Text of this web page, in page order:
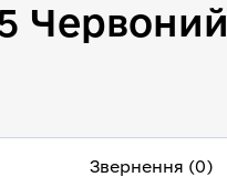
Червоний
Звернення (0)